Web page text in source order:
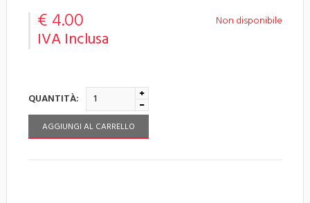
Non disponibile
€ 4.00
IVA Inclusa
QUANTITÀ:
AGGIUNGI AL CARRELLO